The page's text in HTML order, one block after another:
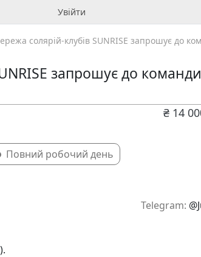
Увійти
солярій-клубів SUNRISE запрошує до
запрошує до команди
₴ 14
Повний робочий день
Telegram: